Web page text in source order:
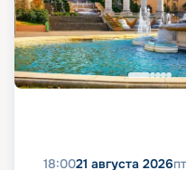
18:0021 августа 2026пт